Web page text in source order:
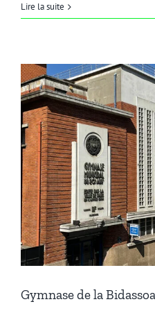
Lire la suite
Gymnase de la Bidassoa